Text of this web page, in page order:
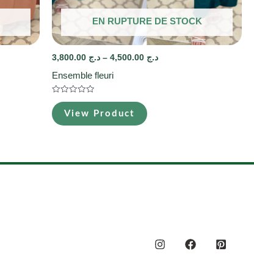
EN RUPTURE DE STOCK
د.ج – د.ج
Ensemble fleuri
Note
0
sur
5
View Product